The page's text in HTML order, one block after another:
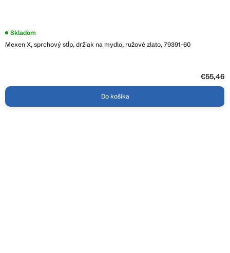
Mexen X, sprchový stĺp, držiak na mydlo, ružové zlato, 79391-60
Skladom
€55,46
Do košíka